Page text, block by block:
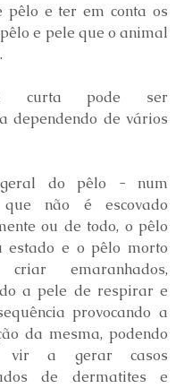
pêlo e ter em conta os
e pele que o animal
curta pode ser
dependendo de vários
geral do pêlo - num
não é escovado
ou de todo, o pêlo
estado e o pêlo morto
criar emaranhados,
a pele de respirar e
provocando a
da mesma, podendo
vir a gerar casos
de dermatites e